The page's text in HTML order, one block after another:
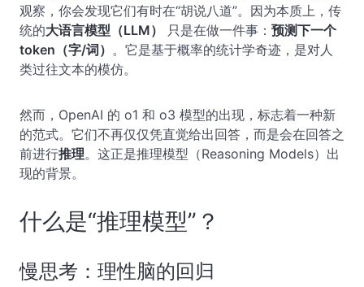
观察，你会发现它们有时在“胡说八道”。因为本质上，传
统的大语言模型（LLM） 只是在做一件事： 预测下一个
token（字/词） 。它是基于概率的统计学奇迹，是对人
类过往文本的模仿。
然而，OpenAI 的 o1 和 o3 模型的出现，标志着一种新
的范式。它们不再仅仅凭直觉给出回答，而是会在回答之
前进行推理。这正是推理模型（Reasoning Models）出
现的背景。
什么是“推理模型”？
慢思考：理性脑的回归